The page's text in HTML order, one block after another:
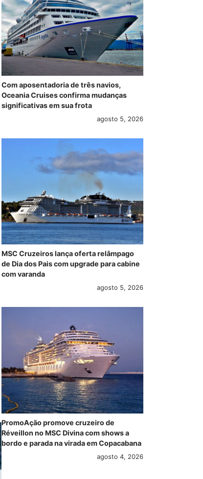
Com aposentadoria de três navios,
Oceania Cruises confirma mudanças
significativas em sua frota
agosto 5, 2026
MSC Cruzeiros lança oferta relâmpago
de Dia dos Pais com upgrade para cabine
com varanda
agosto 5, 2026
PromoAção promove cruzeiro de
Réveillon no MSC Divina com shows a
bordo e parada na virada em Copacabana
agosto 4, 2026